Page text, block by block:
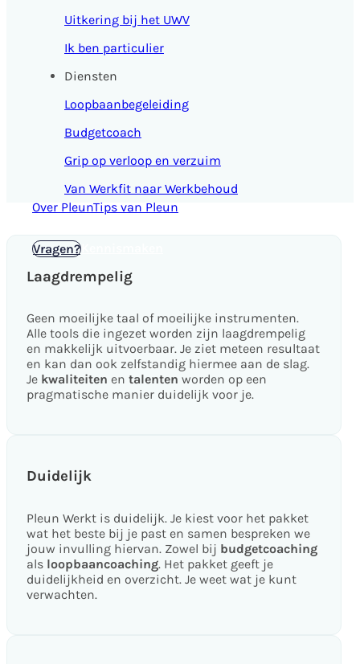
Uitkering bij het UWV
Ik ben particulier
Diensten
Loopbaanbegeleiding
Budgetcoach
Grip op verloop en verzuim
Van Werkfit naar Werkbehoud
Over PleunTips van Pleun
Vragen?
Laagdrempelig
Geen moeilijke taal of moeilijke instrumenten.
Alle tools die ingezet worden zijn laagdrempelig
en makkelijk uitvoerbaar. Je ziet meteen resultaat
en kan dan ook zelfstandig hiermee aan de slag.
Je kwaliteiten en talenten worden op een
pragmatische manier duidelijk voor je.
Duidelijk
Pleun Werkt is duidelijk. Je kiest voor het pakket
wat het beste bij je past en samen bespreken we
jouw invulling hiervan. Zowel bij budgetcoaching
als loopbaancoaching. Het pakket geeft je
duidelijkheid en overzicht. Je weet wat je kunt
verwachten.